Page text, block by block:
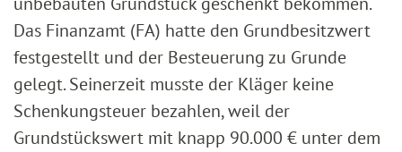
Das Finanzamt (FA) hatte den Grundbesitzwert
festgestellt und der Besteuerung zu Grunde
gelegt. Seinerzeit musste der Kläger keine
Schenkungsteuer bezahlen, weil der
Grundstückswert mit knapp 90.000 € unter dem